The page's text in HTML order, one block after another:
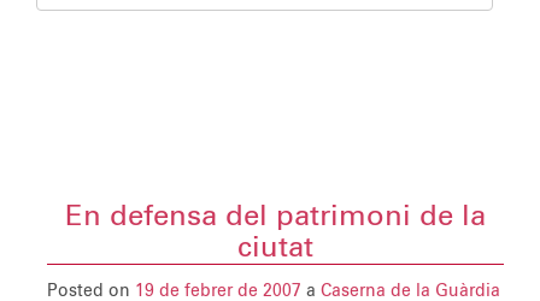
En defensa del patrimoni de la
ciutat
Posted on 19 de febrer de 2007 a Caserna de la Guàrdia